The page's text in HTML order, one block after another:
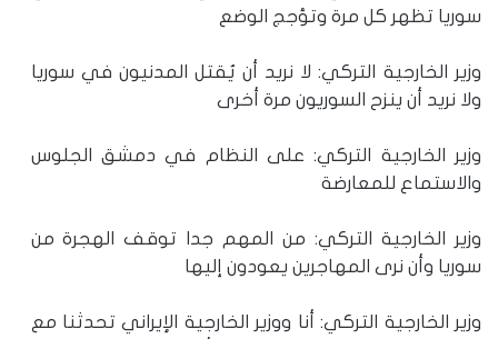
سوريا تظهر كل مرة وتؤجج الوضع
وزير الخارجية التركي: لا نريد أن يُقتل المدنيون في سوريا
ولا نريد أن ينزح السوريون مرة أخرى
وزير الخارجية التركي: على النظام في دمشق الجلوس
والاستماع للمعارضة
وزير الخارجية التركي: من المهم جدا توقف الهجرة من
سوريا وأن نرى المهاجرين يعودون إليها
وزير الخارجية التركي: أنا ووزير الخارجية الإيراني تحدثنا مع